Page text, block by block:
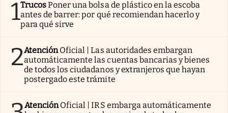
1TrucosPoner una bolsa de plástico en la escoba
antes de barrer: por qué recomiendan hacerlo y
para qué sirve
2AtenciónOficial | Las autoridades embargan
automáticamente las cuentas bancarias y bienes
de todos los ciudadanos y extranjeros que hayan
postergado este trámite
AtenciónOficial | IRS embarga automáticamente